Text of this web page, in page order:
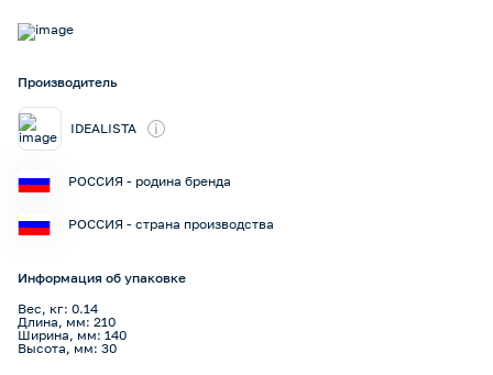
Производитель
IDEALISTA i
РОССИЯ - родина бренда
РОССИЯ - страна производства
Информация об упаковке
Вес, кг: 0.14
Длина, мм: 210
Ширина, мм: 140
Высота, мм: 30